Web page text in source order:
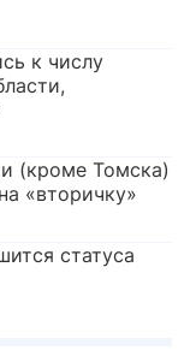
к числу
(кроме Томска)
«вторичку»
статуса